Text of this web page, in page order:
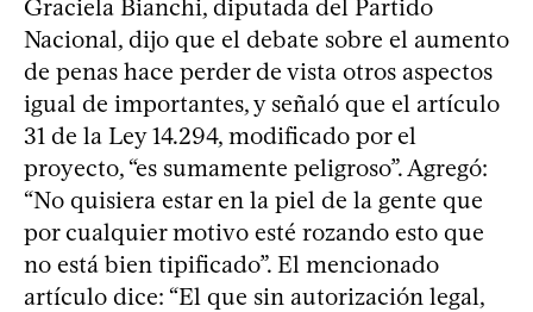
Graciela Bianchi, diputada del Partido
Nacional, dijo que el debate sobre el aumento
de penas hace perder de vista otros aspectos
igual de importantes, y señaló que el artículo
31 de la Ley 14.294, modificado por el
proyecto, “es sumamente peligroso”. Agregó:
“No quisiera estar en la piel de la gente que
por cualquier motivo esté rozando esto que
no está bien tipificado”. El mencionado
artículo dice: “El que sin autorización legal,